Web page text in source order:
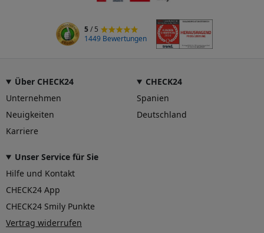
5/ 5
1449 Bewertungen
Über CHECK24
Unternehmen
Neuigkeiten
Karriere
CHECK24
Spanien
Deutschland
Unser Service für Sie
Hilfe und Kontakt
CHECK24 App
CHECK24 Smily Punkte
Vertrag widerrufen